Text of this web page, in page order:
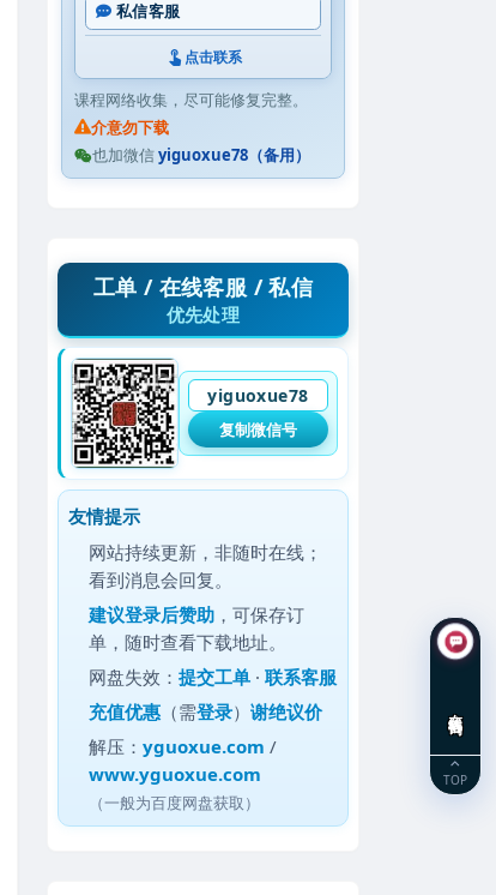
私信客服
点击联系
课程网络收集，尽可能修复完整。
介意勿下载
也加微信yiguoxue78（备用）
工单 / 在线客服 / 私信
优先处理
yiguoxue78
复制微信号
友情提示
网站持续更新，非随时在线；
看到消息会回复。
建议登录后赞助 ，可保存订
单，随时查看下载地址。
网盘失效：提交工单 ·联系客服
充值优惠 （需登录）谢绝议价
解压：yguoxue.com /
www.yguoxue.com
（一般为百度网盘获取）
TOP